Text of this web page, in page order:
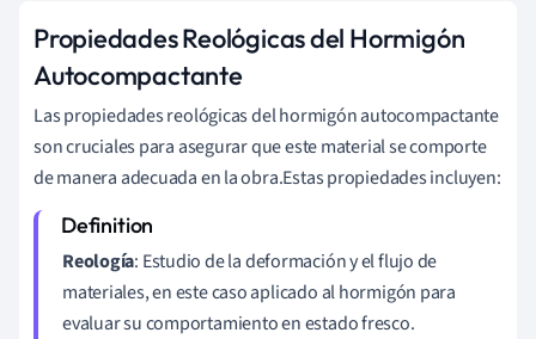
Propiedades Reológicas del Hormigón
Autocompactante
Las propiedades reológicas del hormigón autocompactante
son cruciales para asegurar que este material se comporte
de manera adecuada en la obra.Estas propiedades incluyen:
Reología: Estudio de la deformación y el flujo de
materiales, en este caso aplicado al hormigón para
evaluar su comportamiento en estado fresco.